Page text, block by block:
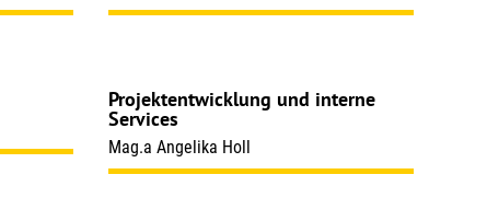
Projektentwicklung und interne
Services
Mag.a Angelika Holl